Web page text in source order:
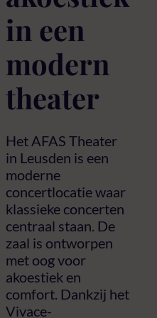
in een
modern
theater
Het AFAS Theater
in Leusden is een
moderne
concertlocatie waar
klassieke concerten
centraal staan. De
zaal is ontworpen
met oog voor
akoestiek en
comfort. Dankzij het
Vivace-